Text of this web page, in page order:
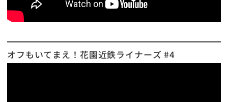
オフもいてまえ！花園近鉄ライナーズ #4